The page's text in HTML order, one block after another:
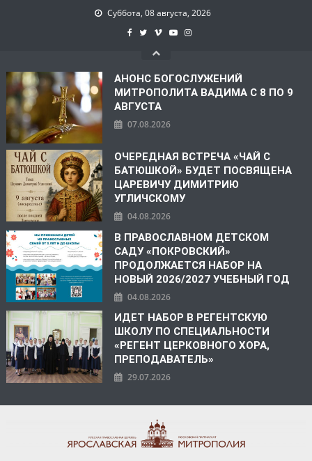
Суббота, 08 августа, 2026
АНОНС БОГОСЛУЖЕНИЙ
МИТРОПОЛИТА ВАДИМА С 8 ПО 9
АВГУСТА
07.08.2026
ОЧЕРЕДНАЯ ВСТРЕЧА «ЧАЙ С
БАТЮШКОЙ» БУДЕТ ПОСВЯЩЕНА
ЦАРЕВИЧУ ДИМИТРИЮ
УГЛИЧСКОМУ
04.08.2026
В ПРАВОСЛАВНОМ ДЕТСКОМ
САДУ «ПОКРОВСКИЙ»
ПРОДОЛЖАЕТСЯ НАБОР НА
НОВЫЙ 2026/2027 УЧЕБНЫЙ ГОД
04.08.2026
ИДЕТ НАБОР В РЕГЕНТСКУЮ
ШКОЛУ ПО СПЕЦИАЛЬНОСТИ
«РЕГЕНТ ЦЕРКОВНОГО ХОРА,
ПРЕПОДАВАТЕЛЬ»
29.07.2026